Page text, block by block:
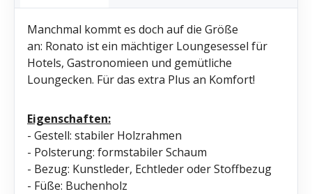
Manchmal kommt es doch auf die Größe
an: Ronato ist ein mächtiger Loungesessel für
Hotels, Gastronomieen und gemütliche
Loungecken. Für das extra Plus an Komfort!
Eigenschaften:
- Gestell: stabiler Holzrahmen
- Polsterung: formstabiler Schaum
- Bezug: Kunstleder, Echtleder oder Stoffbezug
- Füße: Buchenholz